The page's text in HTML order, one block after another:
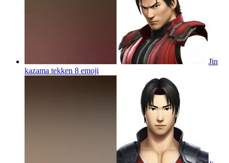
Jin
kazama tekken 8 emoji